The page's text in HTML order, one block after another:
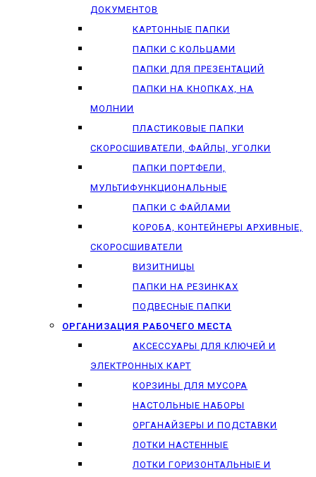
ДОКУМЕНТОВ
КАРТОННЫЕ ПАПКИ
ПАПКИ С КОЛЬЦАМИ
ПАПКИ ДЛЯ ПРЕЗЕНТАЦИЙ
ПАПКИ НА КНОПКАХ, НА
МОЛНИИ
ПЛАСТИКОВЫЕ ПАПКИ
СКОРОСШИВАТЕЛИ, ФАЙЛЫ, УГОЛКИ
ПАПКИ ПОРТФЕЛИ,
МУЛЬТИФУНКЦИОНАЛЬНЫЕ
ПАПКИ С ФАЙЛАМИ
КОРОБА, КОНТЕЙНЕРЫ АРХИВНЫЕ,
СКОРОСШИВАТЕЛИ
ВИЗИТНИЦЫ
ПАПКИ НА РЕЗИНКАХ
ПОДВЕСНЫЕ ПАПКИ
ОРГАНИЗАЦИЯ РАБОЧЕГО МЕСТА
АКСЕССУАРЫ ДЛЯ КЛЮЧЕЙ И
ЭЛЕКТРОННЫХ КАРТ
КОРЗИНЫ ДЛЯ МУСОРА
НАСТОЛЬНЫЕ НАБОРЫ
ОРГАНАЙЗЕРЫ И ПОДСТАВКИ
ЛОТКИ НАСТЕННЫЕ
ЛОТКИ ГОРИЗОНТАЛЬНЫЕ И